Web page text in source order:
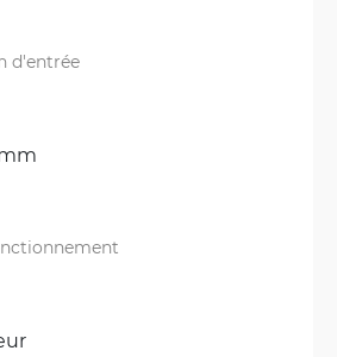
d'entrée